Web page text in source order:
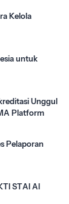
Kelola
untuk
Unggul
Platform
Pelaporan
STAI Al